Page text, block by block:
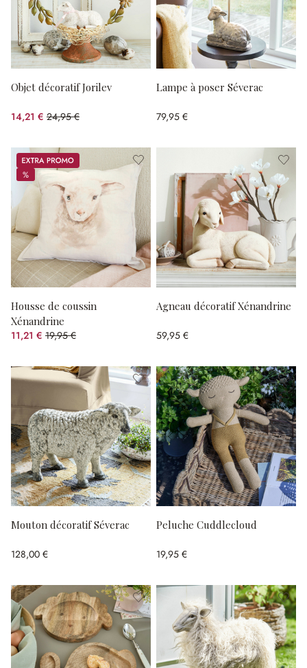
Objet décoratif Jorilev
14,21 € 24,95 €
(43.05%spared)
Lampe à poser Séverac
79,95 €
Promos
%
%
Housse de coussin
Xénandrine
11,21 € 19,95 €
(43.81%spared)
Agneau décoratif Xénandrine
59,95 €
Mouton décoratif Séverac
128,00 €
Peluche Cuddlecloud
19,95 €